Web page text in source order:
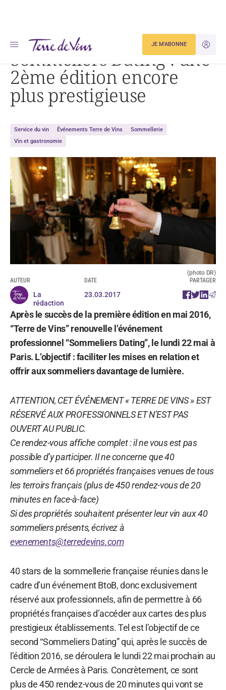
JE
JE M'ABONNE
Accueil Sommeliers Dating : une 2ème édition encore plus prestigieuse
Sommeliers Dating : une
2ème édition encore
plus prestigieuse
Service du vin Événements Terre de Vins
Sommellerie
Vin et gastronomie
(photo DR)
AUTEUR
La
rédaction
DATE
23.03.2017
PARTAGER
Après le succès de la première édition en mai 2016,
“Terre de Vins” renouvelle l’événement
professionnel “Sommeliers Dating”, le lundi 22 mai à
Paris. L’objectif : faciliter les mises en relation et
offrir aux sommeliers davantage de lumière.
ATTENTION, CET ÉVÉNEMENT « TERRE DE VINS » EST
RÉSERVÉ AUX PROFESSIONNELS ET N’EST PAS
OUVERT AU PUBLIC.
Ce rendez-vous affiche complet : il ne vous est pas
possible d’y participer. Il ne concerne que 40
sommeliers et 66 propriétés françaises venues de tous
les terroirs français (plus de 450 rendez-vous de 20
minutes en face-à-face)
Si des propriétés souhaitent présenter leur vin aux 40
sommeliers présents, écrivez à
evenements@terredevins.com
40 stars de la sommellerie française réunies dans le
cadre d’un événement BtoB, donc exclusivement
réservé aux professionnels, afin de permettre à 66
propriétés françaises d’accéder aux cartes des plus
prestigieux établissements. Tel est l’objectif de ce
second “Sommeliers Dating” qui, après le succès de
l’édition 2016, se déroulera le lundi 22 mai prochain au
Cercle de Armées à Paris. Concrètement, ce sont
plus de 450 rendez-vous de 20 minutes qui vont se